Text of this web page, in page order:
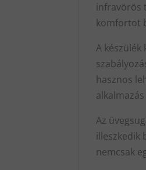
infravörös
komfortot
A
hasznos
Az
illeszkedik
nemcsak